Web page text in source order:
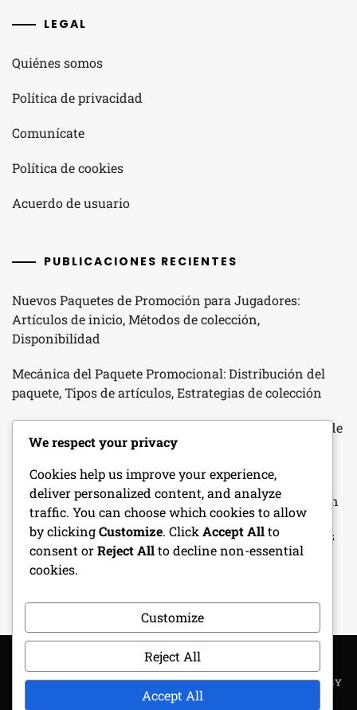
LEGAL
Quiénes somos
Política de privacidad
Comunícate
Política de cookies
Acuerdo de usuario
PUBLICACIONES RECIENTES
Nuevos Paquetes de Promoción para Jugadores:
Artículos de inicio, Métodos de colección,
Disponibilidad
Mecánica del Paquete Promocional: Distribución del
paquete, Tipos de artículos, Estrategias de colección
Lexus Lfa: Mecánica de premios del evento, Criterios de
desbloqueo de planos, Desafíos de carreras
Calendario de Recompensas Diarias: Horario de
recompensas, Tipos de artículos, Métodos de colección
Recompensas de racha de inicio de sesión: mecánicas
de racha, artículos de bonificación, estrategias de
colección
COPYRIGHT ALL RIGHTS RESERVED|THEME: METROGIST BY
UNITEDTHEME
We respect your privacy
Cookies help us improve your experience,
deliver personalized content, and analyze
traffic. You can choose which cookies to allow
by clickingCustomize. Click Accept Allto
consent orReject Allto decline non-essential
cookies.
Customize
Reject All
Accept All